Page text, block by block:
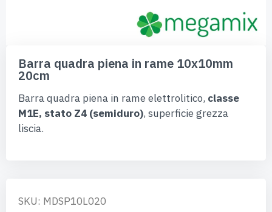
all'inizio
della
galleria
immagini
Barra quadra piena in rame 10x10mm
20cm
Barra quadra piena in rame elettrolitico, classe
M1E, stato Z4 (semiduro), superficie grezza
liscia.
SKU: MDSP10L020